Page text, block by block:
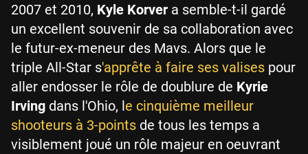
2007 et 2010, Kyle Korver a semble-t-il gardé
un excellent souvenir de sa collaboration avec
le futur-ex-meneur des Mavs. Alors que le
triple All-Star s'apprête à faire ses valises pour
aller endosser le rôle de doublure de Kyrie
Irving dans l'Ohio, le cinquième meilleur
shooteurs à 3-points de tous les temps a
visiblement joué un rôle majeur en oeuvrant